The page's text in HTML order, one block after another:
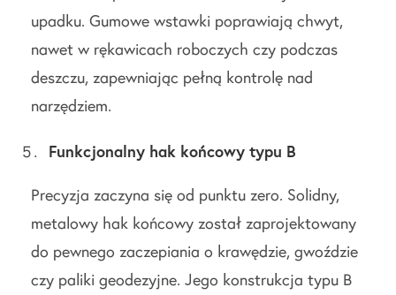
upadku. Gumowe wstawki poprawiają chwyt,
nawet w rękawicach roboczych czy podczas
deszczu, zapewniając pełną kontrolę nad
narzędziem.
Funkcjonalny hak końcowy typu B
Precyzja zaczyna się od punktu zero. Solidny,
metalowy hak końcowy został zaprojektowany
do pewnego zaczepiania o krawędzie, gwoździe
czy paliki geodezyjne. Jego konstrukcja typu B